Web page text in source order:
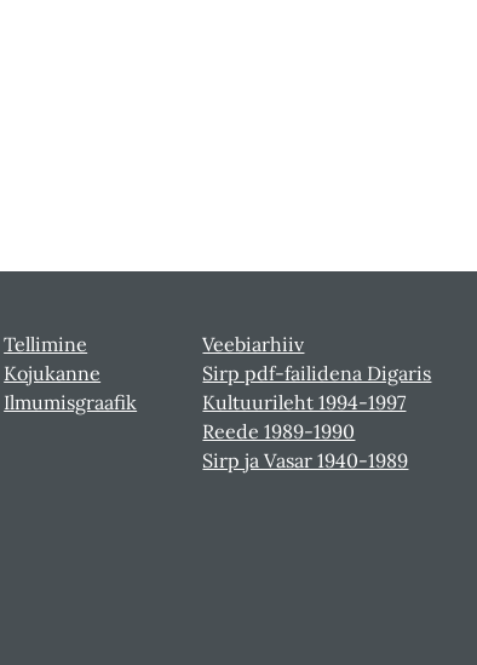
Tellimine
Kojukanne
Ilmumisgraafik
Veebiarhiiv
Sirp pdf-failidena Digaris
Kultuurileht 1994-1997
Reede 1989-1990
Sirp ja Vasar 1940-1989